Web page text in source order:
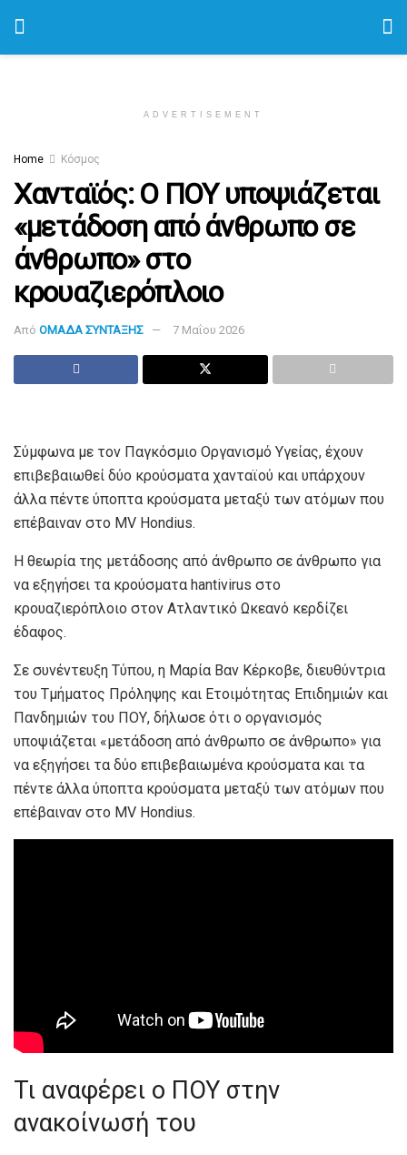
ADVERTISEMENT
Home Κόσμος
Χανταϊός: Ο ΠΟΥ υποψιάζεται
«μετάδοση από άνθρωπο σε
άνθρωπο» στο
κρουαζιερόπλοιο
Από ΟΜΑΔΑ ΣΥΝΤΑΞΗΣ 7 Μαΐου 2026
Σύμφωνα με τον Παγκόσμιο Οργανισμό Υγείας, έχουν
επιβεβαιωθεί δύο κρούσματα χανταϊού και υπάρχουν
άλλα πέντε ύποπτα κρούσματα μεταξύ των ατόμων που
επέβαιναν στο MV Hondius.
Η θεωρία της μετάδοσης από άνθρωπο σε άνθρωπο για
να εξηγήσει τα κρούσματα hantivirus στο
κρουαζιερόπλοιο στον Ατλαντικό Ωκεανό κερδίζει
έδαφος.
Σε συνέντευξη Τύπου, η Μαρία Βαν Κέρκοβε, διευθύντρια
του Τμήματος Πρόληψης και Ετοιμότητας Επιδημιών και
Πανδημιών του ΠΟΥ, δήλωσε ότι ο οργανισμός
υποψιάζεται «μετάδοση από άνθρωπο σε άνθρωπο» για
να εξηγήσει τα δύο επιβεβαιωμένα κρούσματα και τα
πέντε άλλα ύποπτα κρούσματα μεταξύ των ατόμων που
επέβαιναν στο MV Hondius.
Τι αναφέρει ο ΠΟΥ στην
ανακοίνωσή του